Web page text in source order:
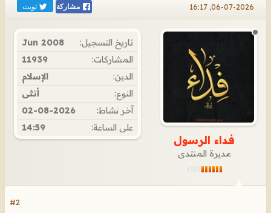
06-07-2026, 16:17 مشاركة تويت
فداء الرسول
مديرة المنتدى
تاريخ التسجيل:
Jun 2008
المشاركات:
11939
الدين:
الإسلام
النوع:
أنثى
آخر نشاط:
02-08-2026
على الساعة:
14:59
#2